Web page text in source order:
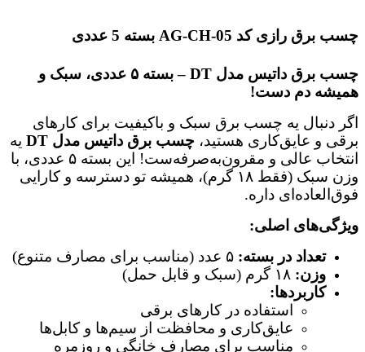
چسب برق رازی کد AG-CH-05 بسته 5 عددی
چسب برق داتیس مدل DT – بسته ۵ عددی، سبک و
همیشه دم دست!
اگر دنبال یه چسب برق سبک و باکیفیت برای کارهای
برقی و عایق‌کاری هستید، چسب برق داتیس مدل DT
یه
انتخاب عالی و مقرون‌به‌صرفه‌ست! این بسته ۵ عددی، با
وزن سبک (فقط ۱۸ گرم)، همیشه تو دسترسه و کارایی
فوق‌العاده‌ای داره.
ویژگی‌های اصلی:
تعداد در بسته:
وزن:
کاربردها:
استفاده در کارهای برقی
عایق‌کاری و محافظت از سیم‌ها و کابل‌ها
مناسب برای مصارف خانگی و روزمره